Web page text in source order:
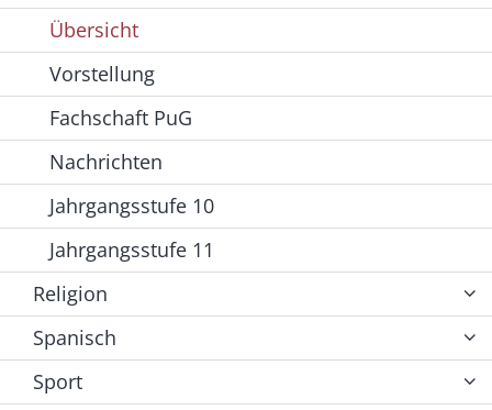
Übersicht
Vorstellung
Fachschaft PuG
Nachrichten
Jahrgangsstufe 10
Jahrgangsstufe 11
Religion
Spanisch
Sport